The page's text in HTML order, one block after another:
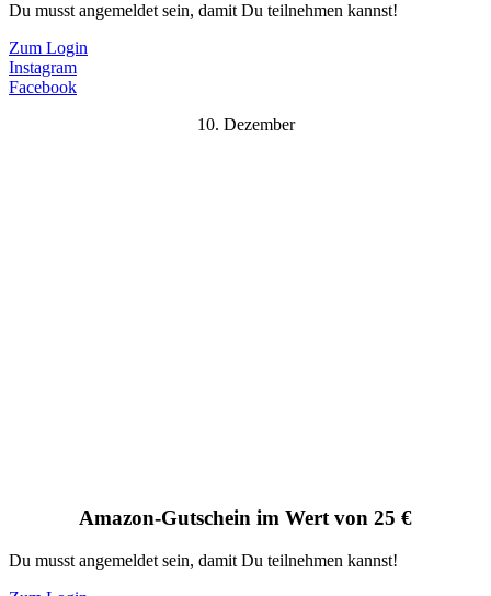
Du musst angemeldet sein, damit Du teilnehmen kannst!
Zum Login
Instagram
Facebook
10. Dezember
Amazon-Gutschein im Wert von 25 €
Du musst angemeldet sein, damit Du teilnehmen kannst!